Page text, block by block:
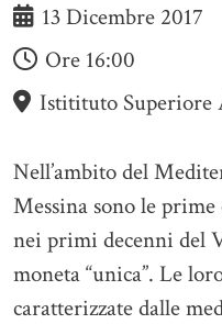
13 Dicembre 2017
Ore 16:00
Istitituto Superiore
Nell’ambito del
Messina sono le
nei primi decenni del
moneta “unica”. Le
caratterizzate dalle